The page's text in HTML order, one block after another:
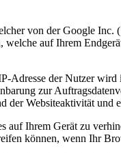
von der Google
auf Ihrem
der Nutzer
zur
der Websiteaktivität und
auf Ihrem Gerät zu
können, wenn Ihr